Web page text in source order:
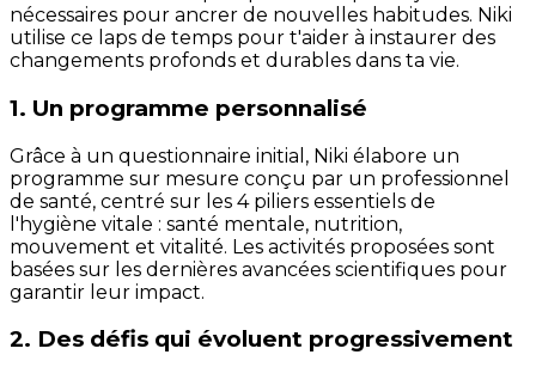
nécessaires pour ancrer de nouvelles habitudes. Niki
utilise ce laps de temps pour t'aider à instaurer des
changements profonds et durables dans ta vie.
1. Un programme personnalisé
Grâce à un questionnaire initial, Niki élabore un
programme sur mesure conçu par un professionnel
de santé, centré sur les 4 piliers essentiels de
l'hygiène vitale : santé mentale, nutrition,
mouvement et vitalité. Les activités proposées sont
basées sur les dernières avancées scientifiques pour
garantir leur impact.
2. Des défis qui évoluent progressivement